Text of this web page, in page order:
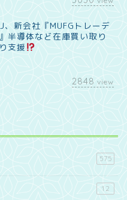
、新会社『MUFGトレーデ
半導体など在庫買い取り
支援
2848 view
575
12